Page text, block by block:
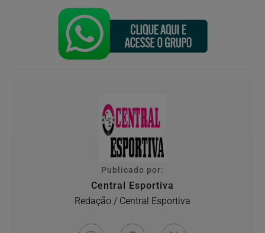
Publicado por:
Central Esportiva
Redação / Central Esportiva